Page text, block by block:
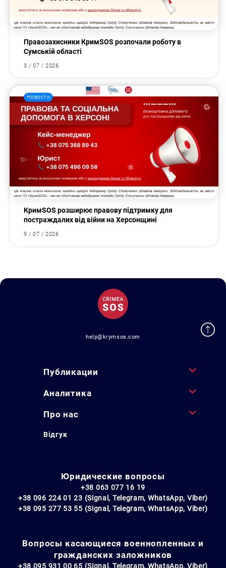
Правозахисники КримSOS розпочали роботу в
Сумській області
3 / 07 / 2026
Новости
КримSOS розширює правову підтримку для
постраждалих від війни на Херсонщині
9 / 07 / 2026
help@krymsos.com
Публикации
Аналитика
Про нас
Відгук
Юридические вопросы
+38 063 077 16 19
+38 096 224 01 23 (Signal, Telegram, WhatsApp, Viber)
+38 095 277 53 55 (Signal, Telegram, WhatsApp, Viber)
Вопросы касающиеся военнопленных и
гражданских заложников
+38 095 931 00 65 (Signal, Telegram, WhatsApp, Viber)